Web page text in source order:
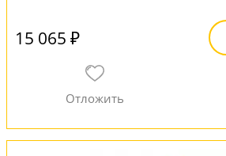
15 065 ₽